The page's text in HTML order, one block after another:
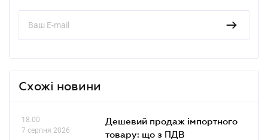
Схожі новини
18.00
7 серпня 2026
Дешевий продаж імпортного
товару: що з ПДВ